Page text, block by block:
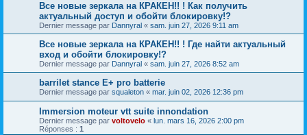
Все новые зеркала на КРАКЕН!! ! Как получить
актуальный доступ и обойти блокировку!?
Dernier message par Dannyral « sam. juin 27, 2026 9:11 am
Все новые зеркала на КРАКЕН!! ! Где найти актуальный
вход и обойти блокировку!?
Dernier message par Dannyral « sam. juin 27, 2026 8:52 am
barrilet stance E+ pro batterie
Dernier message par squaleton « mar. juin 02, 2026 12:36 pm
Immersion moteur vtt suite innondation
Dernier message par voltovelo « lun. mars 16, 2026 2:00 pm
Réponses : 1